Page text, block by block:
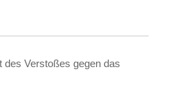
des Verstoßes gegen das